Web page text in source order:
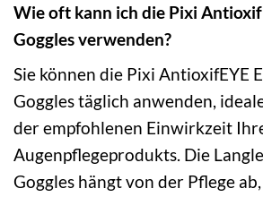
Wie oft kann ich die Pixi
Goggles verwenden?
Sie können die Pixi AntioxifEYE
Goggles täglich anwenden,
der empfohlenen Einwirkzeit
Augenpflegeprodukts. Die
Goggles hängt von der Pflege